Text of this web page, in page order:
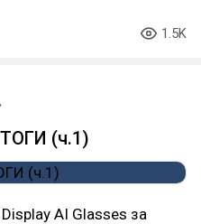
1.5K
(ч.1)
AI Glasses за